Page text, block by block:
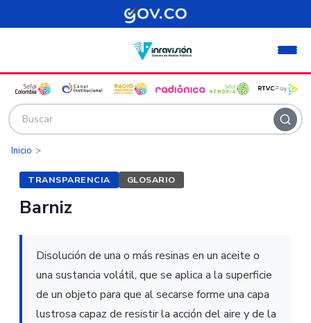
Pasar al contenido principal
Inicio
TRANSPARENCIA GLOSARIO
Barniz
Disolución de una o más resinas en un aceite o
una sustancia volátil, que se aplica a la superficie
de un objeto para que al secarse forme una capa
lustrosa capaz de resistir la acción del aire y de la